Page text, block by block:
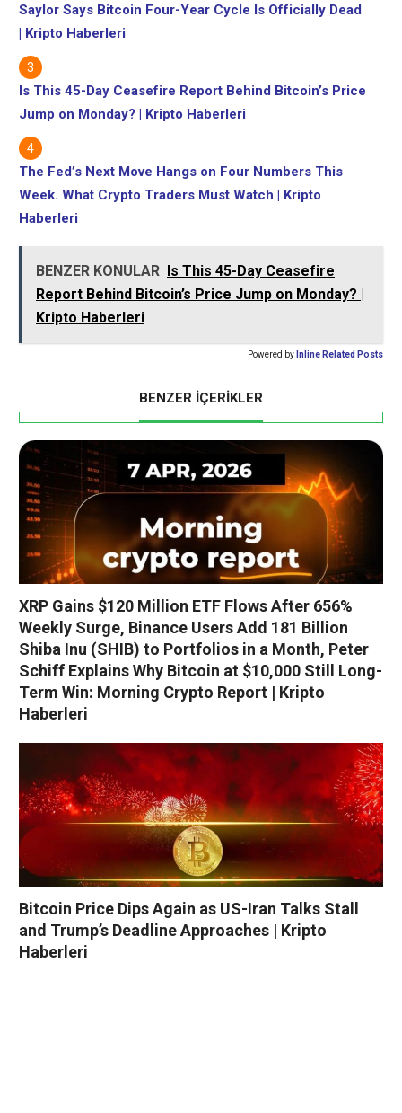
Saylor Says Bitcoin Four-Year Cycle Is Officially Dead
| Kripto Haberleri
Is This 45-Day Ceasefire Report Behind Bitcoin’s Price
Jump on Monday? | Kripto Haberleri
The Fed’s Next Move Hangs on Four Numbers This
Week. What Crypto Traders Must Watch | Kripto
Haberleri
BENZER KONULAR Is This 45-Day Ceasefire
Report Behind Bitcoin’s Price Jump on Monday? |
Kripto Haberleri
Powered by Inline Related Posts
BENZER İÇERİKLER
XRP Gains $120 Million ETF Flows After 656%
Weekly Surge, Binance Users Add 181 Billion
Shiba Inu (SHIB) to Portfolios in a Month, Peter
Schiff Explains Why Bitcoin at $10,000 Still Long-
Term Win: Morning Crypto Report | Kripto
Haberleri
Bitcoin Price Dips Again as US-Iran Talks Stall
and Trump’s Deadline Approaches | Kripto
Haberleri